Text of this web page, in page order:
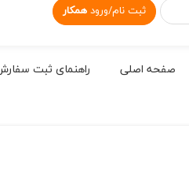
ثبت نام/ورودهمکار
صفحه اصلی راهنمای ثبت